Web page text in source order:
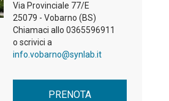
Via Provinciale 77/E
25079 - Vobarno (BS)
Chiamaci allo 0365596911
o scrivici a
info.vobarno@synlab.it
PRENOTA